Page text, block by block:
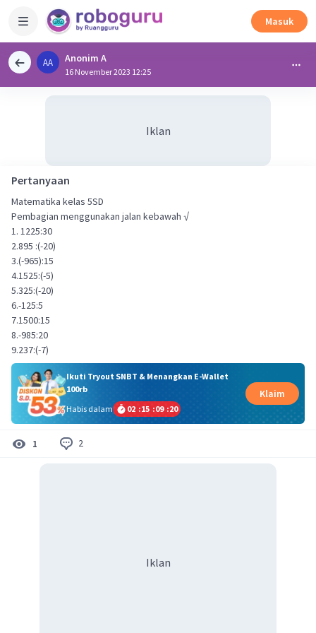
Masuk
AA Anonim A
16 November 2023 12:25
Iklan
Pertanyaan
Matematika kelas 5SD
Pembagian menggunakan jalan kebawah √
1. 1225:30
2.895 :(-20)
3.(-965):15
4.1525:(-5)
5.325:(-20)
6.-125:5
7.1500:15
8.-985:20
9.237:(-7)
Ikuti Tryout SNBT & Menangkan E-Wallet
100rb
Habis dalam
02 :15 :09 :20
Klaim
1 2
Iklan